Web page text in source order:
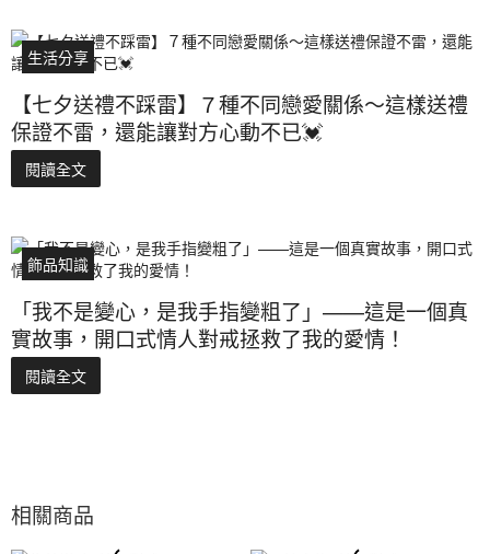
生活分享
【七夕送禮不踩雷】７種不同戀愛關係～這樣送禮
保證不雷，還能讓對方心動不已💓
閱讀全文
飾品知識
「我不是變心，是我手指變粗了」——這是一個真
實故事，開口式情人對戒拯救了我的愛情！
閱讀全文
相關商品